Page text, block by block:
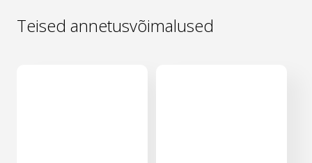
Teised annetusvõimalused